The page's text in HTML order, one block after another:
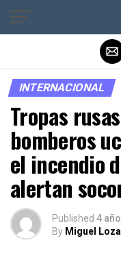
INTERNACIONAL
Tropas
bomberos
el incendio
alertan
Published 4
By Miguel